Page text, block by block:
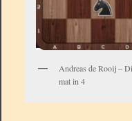
Andreas de Rooij –
mat in 4